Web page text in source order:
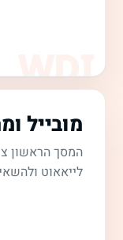
מובייל
המסך הראשון
לייאאוט